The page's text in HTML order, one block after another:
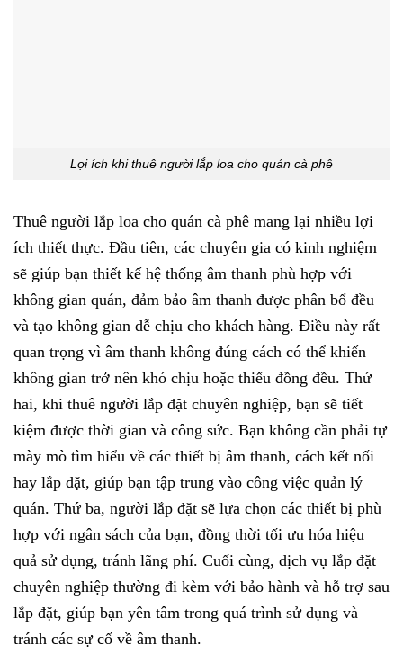
Lợi ích khi thuê người lắp loa cho quán cà phê
Thuê người lắp loa cho quán cà phê mang lại nhiều lợi
ích thiết thực. Đầu tiên, các chuyên gia có kinh nghiệm
sẽ giúp bạn thiết kế hệ thống âm thanh phù hợp với
không gian quán, đảm bảo âm thanh được phân bổ đều
và tạo không gian dễ chịu cho khách hàng. Điều này rất
quan trọng vì âm thanh không đúng cách có thể khiến
không gian trở nên khó chịu hoặc thiếu đồng đều. Thứ
hai, khi thuê người lắp đặt chuyên nghiệp, bạn sẽ tiết
kiệm được thời gian và công sức. Bạn không cần phải tự
mày mò tìm hiểu về các thiết bị âm thanh, cách kết nối
hay lắp đặt, giúp bạn tập trung vào công việc quản lý
quán. Thứ ba, người lắp đặt sẽ lựa chọn các thiết bị phù
hợp với ngân sách của bạn, đồng thời tối ưu hóa hiệu
quả sử dụng, tránh lãng phí. Cuối cùng, dịch vụ lắp đặt
chuyên nghiệp thường đi kèm với bảo hành và hỗ trợ sau
lắp đặt, giúp bạn yên tâm trong quá trình sử dụng và
tránh các sự cố về âm thanh.